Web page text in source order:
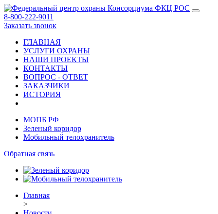
8-800-222-9011
Заказать звонок
ГЛАВНАЯ
УСЛУГИ ОХРАНЫ
НАШИ ПРОЕКТЫ
КОНТАКТЫ
ВОПРОС - ОТВЕТ
ЗАКАЗЧИКИ
ИСТОРИЯ
МОПБ РФ
Зеленый коридор
Мобильный телохранитель
Обратная связь
Главная
>